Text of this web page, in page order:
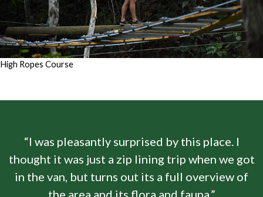
High Ropes Course
by this place. I
trip when we got
a full overview of
fauna.”
“This is a great bit of
Jaco. The guides were so
Everyone was safe and